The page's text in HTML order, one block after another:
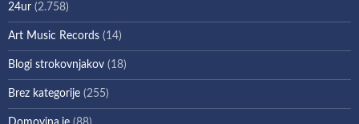
24ur (2.758)
Art Music Records (14)
Blogi strokovnjakov (18)
Brez kategorije (255)